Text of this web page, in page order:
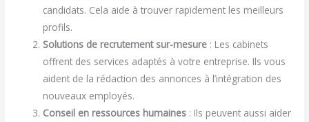
candidats. Cela aide à trouver rapidement les meilleurs
profils.
Solutions de recrutement sur-mesure : Les cabinets
offrent des services adaptés à votre entreprise. Ils vous
aident de la rédaction des annonces à l’intégration des
nouveaux employés.
Conseil en ressources humaines : Ils peuvent aussi aider